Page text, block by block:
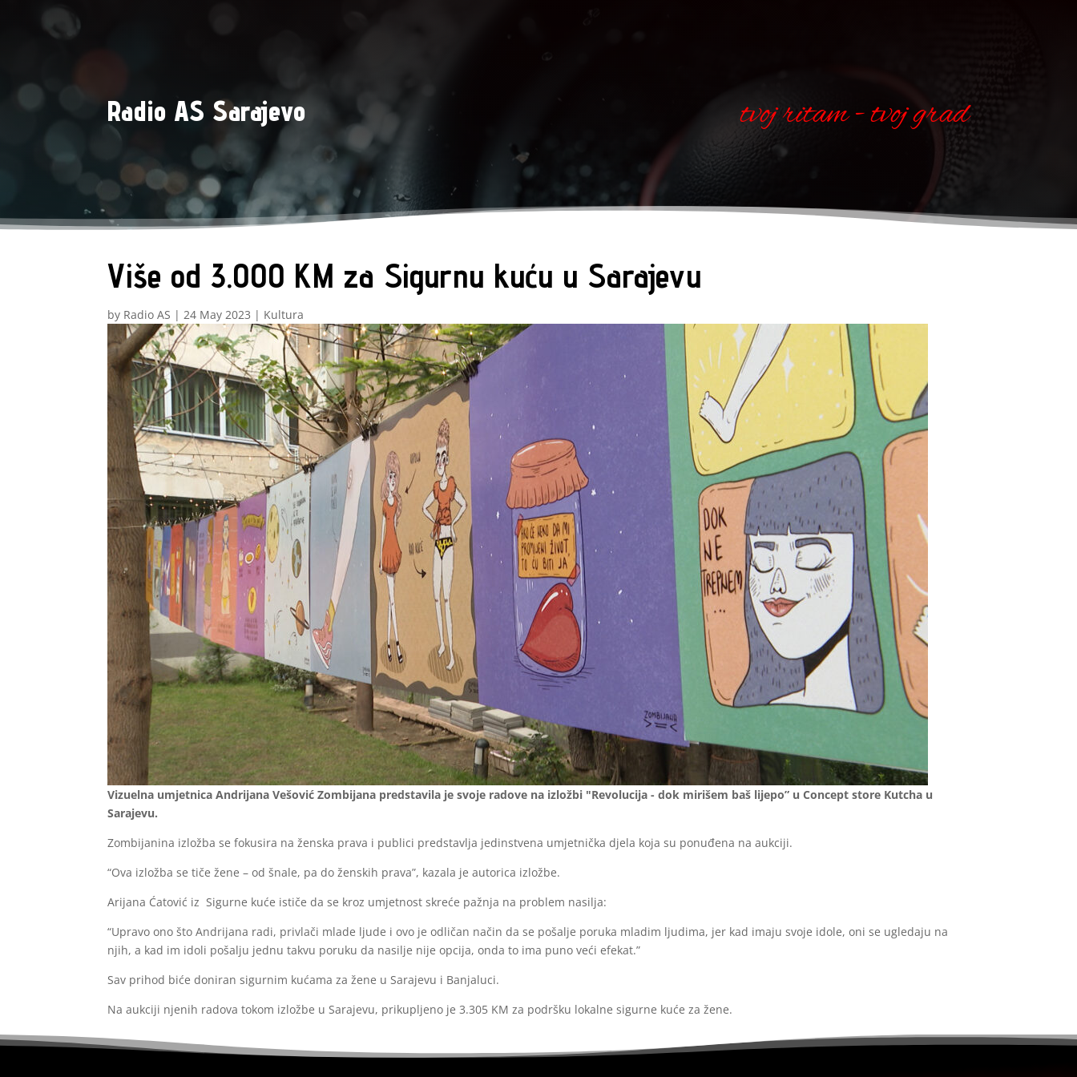
Radio AS Sarajevo tvoj ritam - tvoj grad
Više od 3.000 KM za Sigurnu kuću u Sarajevu
by Radio AS | 24 May 2023 | Kultura
Vizuelna umjetnica Andrijana Vešović Zombijana predstavila je svoje radove na izložbi "Revolucija - dok mirišem baš lijepo” u Concept store Kutcha u
Sarajevu.
Zombijanina izložba se fokusira na ženska prava i publici predstavlja jedinstvena umjetnička djela koja su ponuđena na aukciji.
“Ova izložba se tiče žene – od šnale, pa do ženskih prava”, kazala je autorica izložbe.
Arijana Ćatović iz Sigurne kuće ističe da se kroz umjetnost skreće pažnja na problem nasilja:
“Upravo ono što Andrijana radi, privlači mlade ljude i ovo je odličan način da se pošalje poruka mladim ljudima, jer kad imaju svoje idole, oni se ugledaju na
njih, a kad im idoli pošalju jednu takvu poruku da nasilje nije opcija, onda to ima puno veći efekat.”
Sav prihod biće doniran sigurnim kućama za žene u Sarajevu i Banjaluci.
Na aukciji njenih radova tokom izložbe u Sarajevu, prikupljeno je 3.305 KM za podršku lokalne sigurne kuće za žene.